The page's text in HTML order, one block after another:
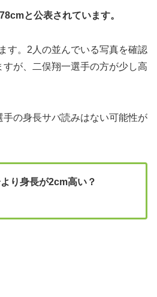
と公表されています。
す。2人の並んでいる写真を確認
が、二俣翔一選手の方が少し高
の身長サバ読みはない可能性が
り身長が2cm高い？